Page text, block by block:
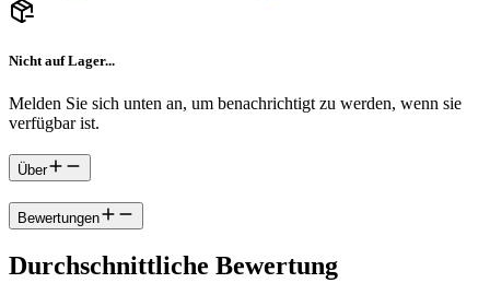
Nicht auf Lager...
Melden Sie sich unten an, um benachrichtigt zu werden, wenn sie
verfügbar ist.
Über
Bewertungen
Durchschnittliche Bewertung